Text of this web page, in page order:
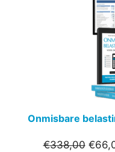
Onmisbare
€338,00 €